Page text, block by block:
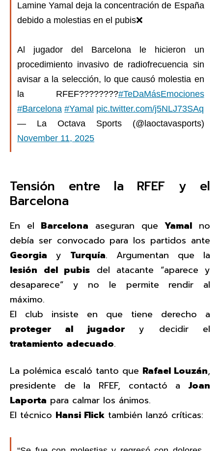
Lamine Yamal deja la concentración de España
debido a molestias en el pubis❌
Al jugador del Barcelona le hicieron un
procedimiento invasivo de radiofrecuencia sin
avisar a la selección, lo que causó molestia en
la RFEF????????#TeDaMásEmociones
#Barcelona #Yamal pic.twitter.com/j5NLJ73SAq
— La Octava Sports (@laoctavasports)
November 11, 2025
Tensión entre la RFEF y el
Barcelona
En el Barcelona aseguran queYamal no
debía ser convocado para los partidos ante
Georgia y Turquía. Argumentan que la
lesión del pubis del atacante “aparece y
desaparece” y no le permite rendir al
máximo.
El club insiste en que tiene derecho a
proteger al jugadory decidir el
tratamiento adecuado.
La polémica escaló tanto que Rafael Louzán,
presidente de la RFEF, contactó a Joan
Laporta para calmar los ánimos.
El técnico Hansi Flick también lanzó críticas: